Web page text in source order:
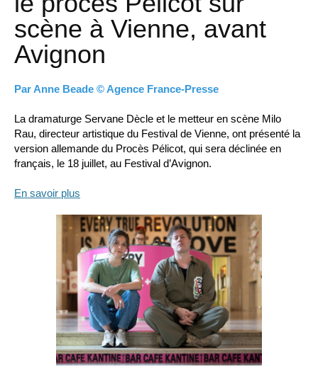
scène à Vienne, avant
Avignon
Par Anne Beade © Agence France-Presse
La dramaturge Servane Dècle et le metteur en scène Milo
Rau, directeur artistique du Festival de Vienne, ont présenté la
version allemande du Procès Pélicot, qui sera déclinée en
français, le 18 juillet, au Festival d’Avignon.
En savoir plus